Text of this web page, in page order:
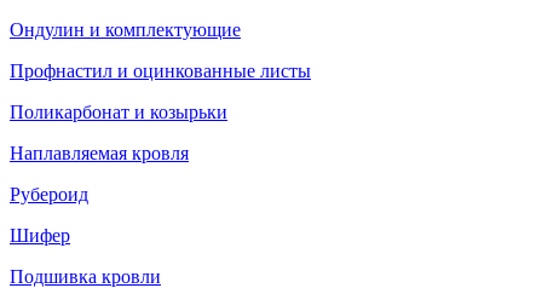
Ондулин и комплектующие
Профнастил и оцинкованные листы
Поликарбонат и козырьки
Наплавляемая кровля
Рубероид
Шифер
Подшивка кровли